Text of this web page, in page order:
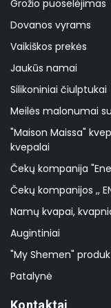
Grožio puoselėjimas
Dovanos vyrams
Vaikiškos prekės
Jaukūs namai
Silikoniniai čiulptukai
Meilės malonumai
"Maison Maissa"
kvepalai
Čekų kompanija
Čekų kompanijos ,,
Namų kvapai,
Augintiniai
"My Shemen"
Patalynė
Kontaktai